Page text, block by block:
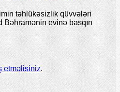
təhlükəsizlik qüvvələri
Bəhramənin evinə basqın
etməlisiniz.